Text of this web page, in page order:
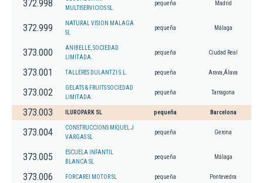
372.998
MULTISERVICIOS SL.
pequeña Madrid
372.999
NATURAL VISION MALAGA
SL
pequeña Málaga
373.000
ANIBELLE, SOCIEDAD
LIMITADA.
pequeña Ciudad Real
373.001 TALLERES DULANTZI S.L. pequeña Arava,Álava
373.002
GELATS & FRUITS SOCIEDAD
LIMITADA.
pequeña Tarragona
373.003 ILUROPARK SL pequeña Barcelona
373.004
CONSTRUCCIONS MIQUEL J
VARGAS SL
pequeña Gerona
373.005
ESCUELA INFANTIL
BLANCA SL
pequeña Málaga
373.006 FORCAREI MOTOR SL pequeña Pontevedra